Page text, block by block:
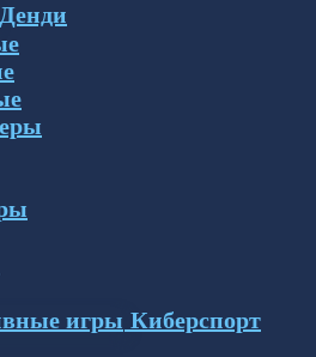
Денди
Киберспорт